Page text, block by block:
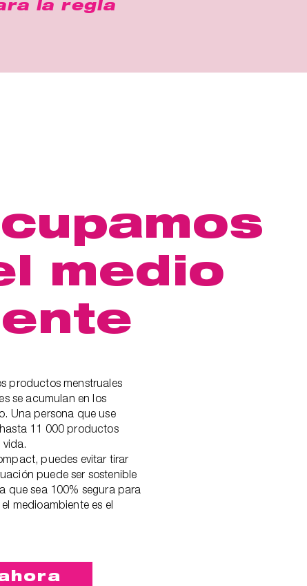
la regla
medio
productos menstruales
se acumulan en los
Una persona que use
11 000 productos
vida.
puedes evitar tirar
puede ser sostenible
que sea 100% segura para
medioambiente es el